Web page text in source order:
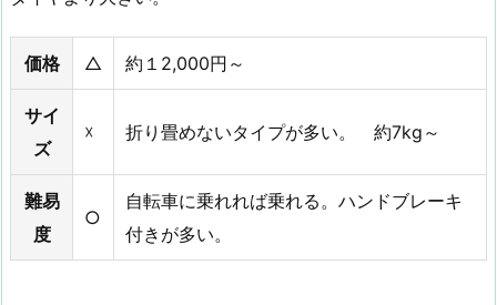
価格 △ 約１2,000円～
サイ
ズ
☓ 折り畳めないタイプが多い。 約7kg～
難易
度
○
自転車に乗れれば乗れる。ハンドブレーキ
付きが多い。